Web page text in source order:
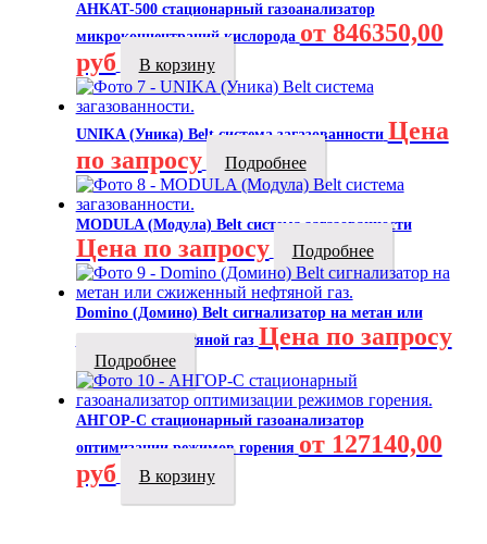
АНКАТ-500 стационарный газоанализатор
микроконцентраций кислорода от 846350,00
руб
В корзину
UNIKA (Уника) Belt система загазованности Цена
по запросу
Подробнее
MODULA (Модула) Belt система загазованности
Цена по запросу Подробнее
Domino (Домино) Belt сигнализатор на метан или
сжиженный нефтяной газ Цена по запросу
Подробнее
АНГОР-С стационарный газоанализатор
оптимизации режимов горения от 127140,00
руб
В корзину